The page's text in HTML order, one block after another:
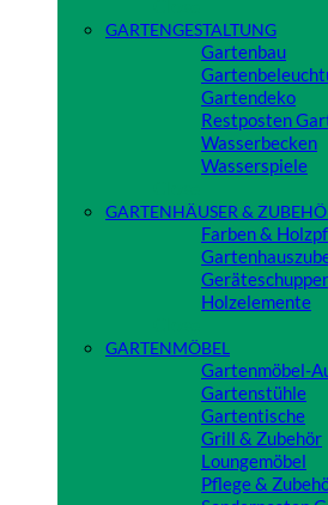
GARTENGESTALTUNG
Gartenbau
Gartendeko
Restposten
Wasserbecken
Wasserspiele
GARTENHÄUSER &
Farben &
Holzelemente
GARTENMÖBEL
Gartenmöbel-
Gartenstühle
Gartentische
Grill & Zubehör
Loungemöbel
Pflege &